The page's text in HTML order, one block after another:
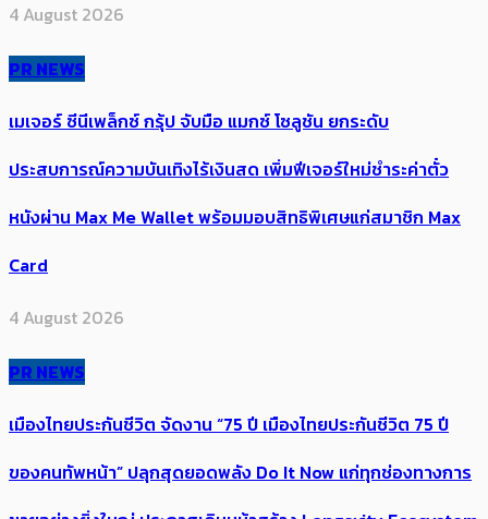
4 August 2026
PR NEWS
เมเจอร์ ซีนีเพล็กซ์ กรุ้ป จับมือ แมกซ์ โซลูชัน ยกระดับ
ประสบการณ์ความบันเทิงไร้เงินสด เพิ่มฟีเจอร์ใหม่ชำระค่าตั๋ว
หนังผ่าน Max Me Wallet พร้อมมอบสิทธิพิเศษแก่สมาชิก Max
Card
4 August 2026
PR NEWS
เมืองไทยประกันชีวิต จัดงาน “75 ปี เมืองไทยประกันชีวิต 75 ปี
ของคนทัพหน้า” ปลุกสุดยอดพลัง Do It Now แก่ทุกช่องทางการ